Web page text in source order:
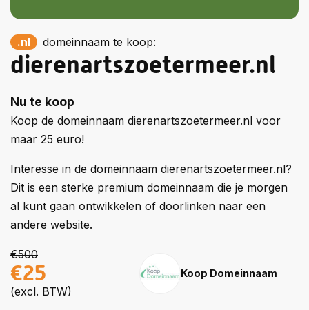
.nl domeinnaam te koop:
dierenartszoetermeer.nl
Nu te koop
Koop de domeinnaam dierenartszoetermeer.nl voor
maar 25 euro!
Interesse in de domeinnaam dierenartszoetermeer.nl?
Dit is een sterke premium domeinnaam die je morgen
al kunt gaan ontwikkelen of doorlinken naar een
andere website.
€500
€25
(excl. BTW)
Koop Domeinnaam